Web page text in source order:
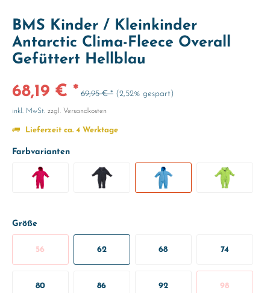
BMS Kinder / Kleinkinder
Antarctic Clima-Fleece Overall
Gefüttert Hellblau
68,19 € * 69,95 € * (2,52% gespart)
inkl. MwSt. zzgl. Versandkosten
Lieferzeit ca. 4 Werktage
Farbvarianten
Größe
56 62 68 74
80 86 92 98